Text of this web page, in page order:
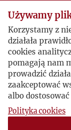
Józef Czapski
Pierre-André
1948-11-12 ,
1949-01 , Józef
Używamy
Korzystamy z
działała
cookies
pomagają nam
prowadzić
zaakceptować
albo
Polityka cookies